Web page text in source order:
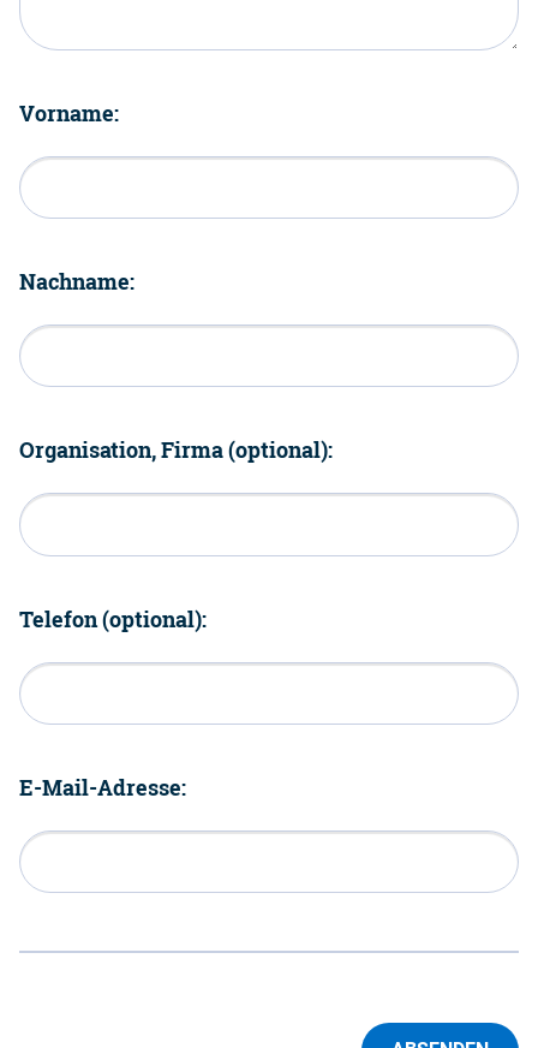
Vorname:
Nachname:
Organisation, Firma (optional):
Telefon (optional):
E-Mail-Adresse: